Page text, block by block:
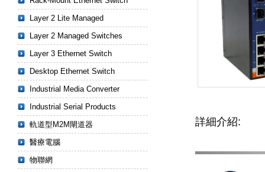
詳細介紹:
Layer 2 Lite Managed
Layer 2 Managed Switches
Layer 3 Ethernet Switch
Desktop Ethernet Switch
Industrial Media Converter
Industrial Serial Products
軌道型M2M閘道器
醫療電腦
物聯網